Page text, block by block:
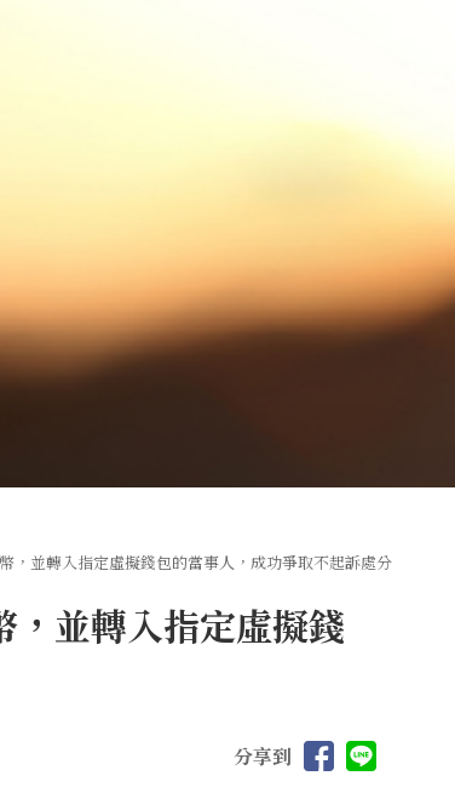
，並轉入指定虛擬錢包的當事人，成功爭取不起訴處分
，並轉入指定虛擬錢
分享到